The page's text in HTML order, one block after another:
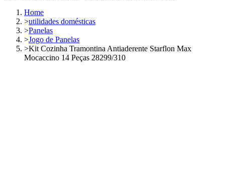
Home
>utilidades domésticas
>Panelas
>Jogo de Panelas
>Kit Cozinha Tramontina Antiaderente Starflon Max
Mocaccino 14 Peças 28299/310